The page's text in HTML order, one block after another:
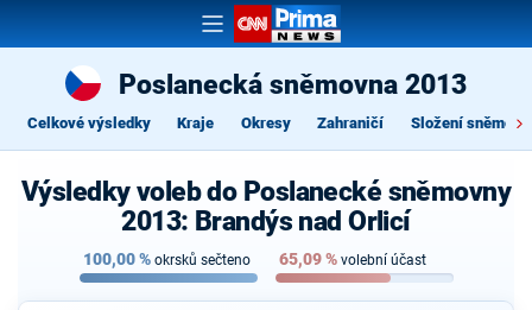
Poslanecká sněmovna 2013
Celkové výsledky Kraje Okresy Zahraničí Složení
Výsledky voleb do Poslanecké sněmovny
2013: Brandýs nad Orlicí
100,00% okrsků sečteno 65,09% volební účast